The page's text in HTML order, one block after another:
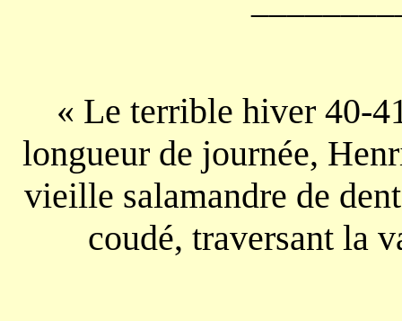
« Le terrible hiver 40-
longueur de journée,
vieille salamandre de
coudé, traversant la